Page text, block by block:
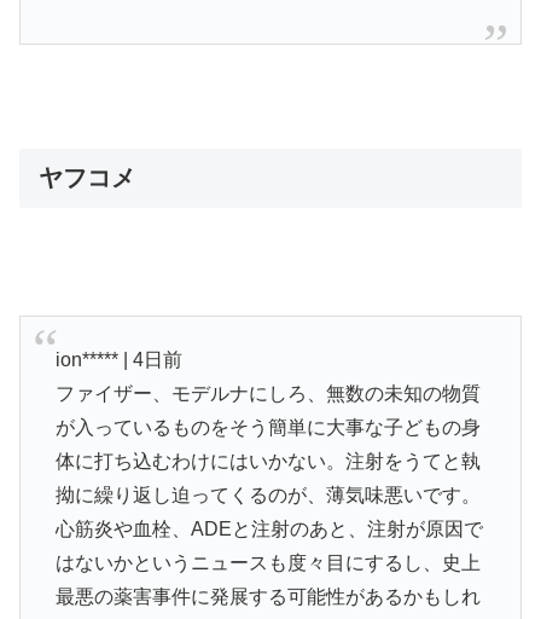
ヤフコメ
ion***** | 4日前
ファイザー、モデルナにしろ、無数の未知の物質
が入っているものをそう簡単に大事な子どもの身
体に打ち込むわけにはいかない。注射をうてと執
拗に繰り返し迫ってくるのが、薄気味悪いです。
心筋炎や血栓、ADEと注射のあと、注射が原因で
はないかというニュースも度々目にするし、史上
最悪の薬害事件に発展する可能性があるかもしれ